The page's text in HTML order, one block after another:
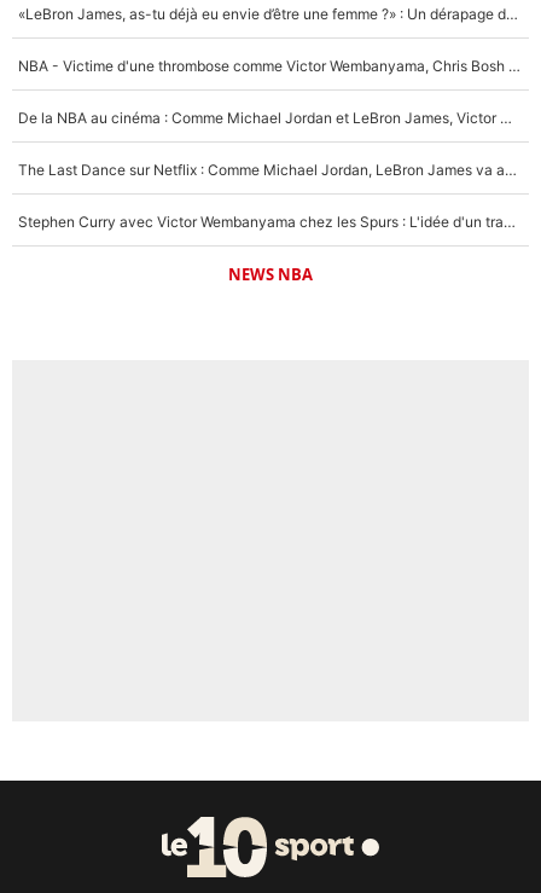
«LeBron James, as-tu déjà eu envie d’être une femme ?» : Un dérapage de Donald Trump sur la superstar de la NBA refait surface
NBA - Victime d'une thrombose comme Victor Wembanyama, Chris Bosh prévient le Français des risques sur sa santé : «J’ai failli mourir sur le coup et j’ai été ramené à la vie»
De la NBA au cinéma : Comme Michael Jordan et LeBron James, Victor Wembanyama rêve d'une carrière d'acteur !
The Last Dance sur Netflix : Comme Michael Jordan, LeBron James va avoir le droit à sa série !
Stephen Curry avec Victor Wembanyama chez les Spurs : L'idée d'un trade historique est lancée en NBA !
NEWS NBA